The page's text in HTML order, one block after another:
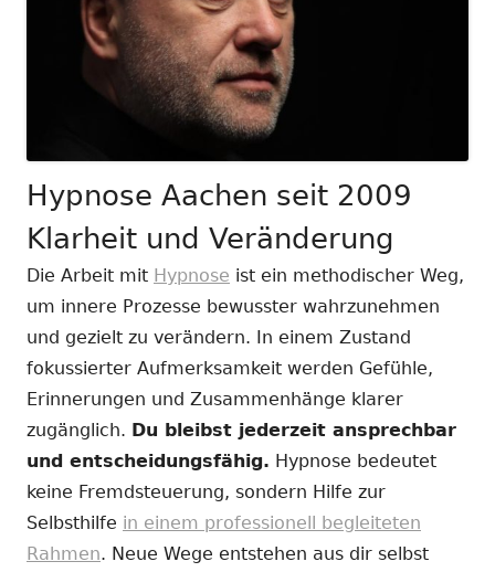
Hypnose Aachen seit 2009
Klarheit und Veränderung
Die Arbeit mit Hypnose ist ein methodischer Weg,
um innere Prozesse bewusster wahrzunehmen
und gezielt zu verändern. In einem Zustand
fokussierter Aufmerksamkeit werden Gefühle,
Erinnerungen und Zusammenhänge klarer
zugänglich. Du bleibst jederzeit ansprechbar
und entscheidungsfähig. Hypnose bedeutet
keine Fremdsteuerung, sondern Hilfe zur
Selbsthilfe in einem professionell begleiteten
Rahmen. Neue Wege entstehen aus dir selbst